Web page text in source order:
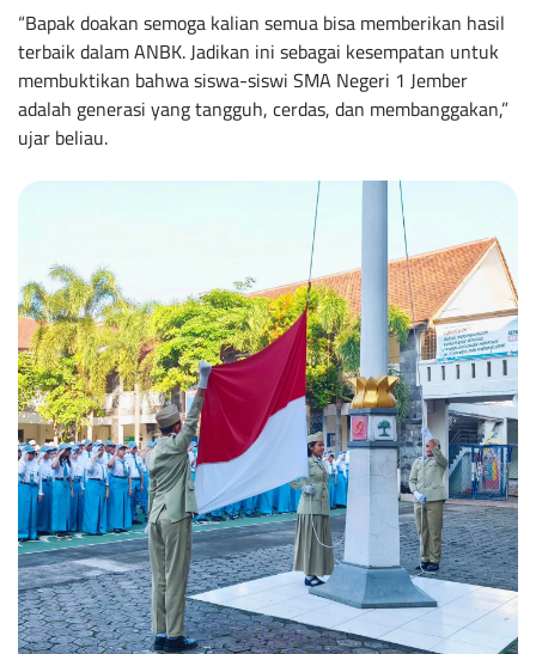
“Bapak doakan semoga kalian semua bisa memberikan hasil
terbaik dalam ANBK. Jadikan ini sebagai kesempatan untuk
membuktikan bahwa siswa-siswi SMA Negeri 1 Jember
adalah generasi yang tangguh, cerdas, dan membanggakan,”
ujar beliau.